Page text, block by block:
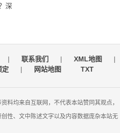
深
| 联系我们 | XML地图
|
定 | 网站地图 TXT
料均来自互联网，不代表本站赞同其观点，
性、文中陈述文字以及内容数据庞杂本站无